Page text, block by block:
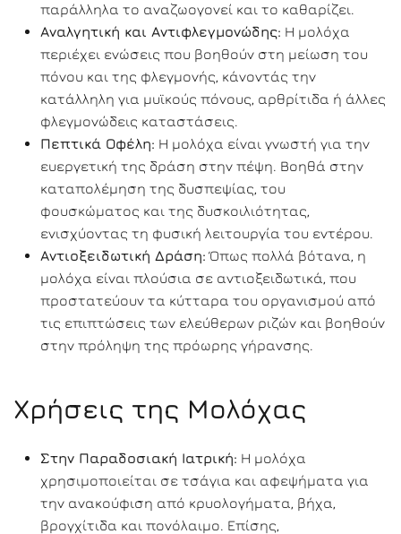
παράλληλα το αναζωογονεί και το καθαρίζει.
Αναλγητική και Αντιφλεγμονώδης: Η μολόχα
περιέχει ενώσεις που βοηθούν στη μείωση του
πόνου και της φλεγμονής, κάνοντάς την
κατάλληλη για μυϊκούς πόνους, αρθρίτιδα ή άλλες
φλεγμονώδεις καταστάσεις.
Πεπτικά Οφέλη: Η μολόχα είναι γνωστή για την
ευεργετική της δράση στην πέψη. Βοηθά στην
καταπολέμηση της δυσπεψίας, του
φουσκώματος και της δυσκοιλιότητας,
ενισχύοντας τη φυσική λειτουργία του εντέρου.
Αντιοξειδωτική Δράση: Όπως πολλά βότανα, η
μολόχα είναι πλούσια σε αντιοξειδωτικά, που
προστατεύουν τα κύτταρα του οργανισμού από
τις επιπτώσεις των ελεύθερων ριζών και βοηθούν
στην πρόληψη της πρόωρης γήρανσης.
Χρήσεις της Μολόχας
Στην Παραδοσιακή Ιατρική: Η μολόχα
χρησιμοποιείται σε τσάγια και αφεψήματα για
την ανακούφιση από κρυολογήματα, βήχα,
βρογχίτιδα και πονόλαιμο. Επίσης,